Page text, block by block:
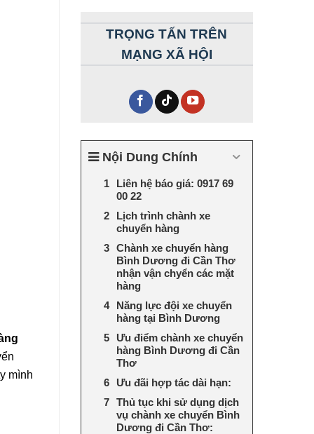
mình
TRỌNG TẤN TRÊN
MẠNG XÃ HỘI
Nội Dung Chính
Liên hệ báo giá: 0917 69
00 22
Lịch trình chành xe
chuyển hàng
Chành xe chuyển hàng
Bình Dương đi Cần Thơ
nhận vận chyển các mặt
hàng
Năng lực đội xe chuyển
hàng tại Bình Dương
Ưu điểm chành xe chuyển
hàng Bình Dương đi Cần
Thơ
Ưu đãi hợp tác dài hạn:
Thủ tục khi sử dụng dịch
vụ chành xe chuyển Bình
Dương đi Cần Thơ: